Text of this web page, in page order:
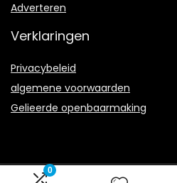
0
Adverteren
Verklaringen
Privacybeleid
algemene voorwaarden
Gelieerde openbaarmaking